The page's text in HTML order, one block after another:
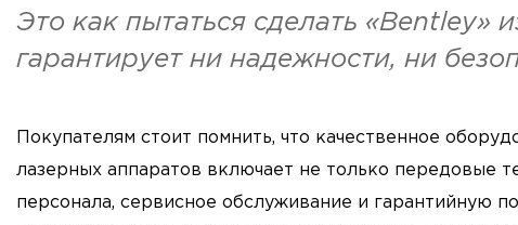
Это как пытаться сделать «Bentley»
гарантирует ни надежности, ни
Покупателям стоит помнить, что качественное
лазерных аппаратов включает не только передовые
персонала, сервисное обслуживание и гарантийную